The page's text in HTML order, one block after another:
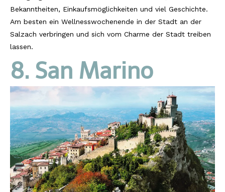
Bekanntheiten, Einkaufsmöglichkeiten und viel Geschichte.
Am besten ein Wellnesswochenende in der Stadt an der
Salzach verbringen und sich vom Charme der Stadt treiben
lassen.
8. San Marino